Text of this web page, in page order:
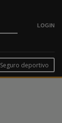
LOGIN
Seguro deportivo